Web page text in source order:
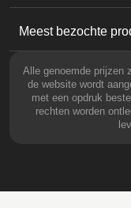
Meest bezochte
Alle genoemde prijzen
de website wordt
met een opdruk
rechten worden